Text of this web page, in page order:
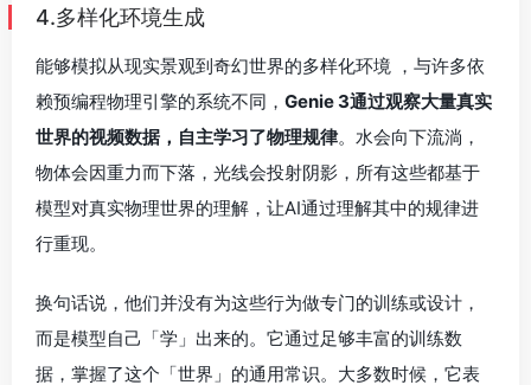
而是模型自己「学」出来的。它通过足够丰富的训练数
据，掌握了这个「世界」的通用常识。大多数时候，它表
现非常不错。
自然现象建模（水和光照效果）和自然世界模拟（生态
系统、动物行为、植物生命）